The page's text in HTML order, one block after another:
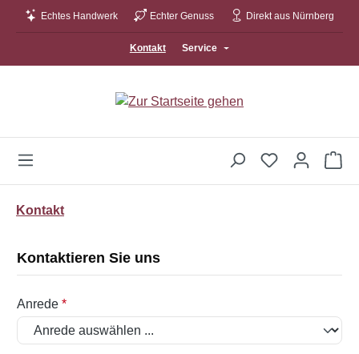
Zum Hauptinhalt springen
Echtes Handwerk Echter Genuss Direkt aus Nürnberg
Kontakt Service
Kontakt
Kontaktieren Sie uns
Anrede *